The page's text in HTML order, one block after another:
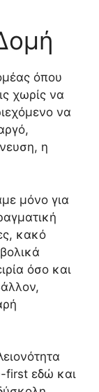
όπου
χωρίς να
να
η
μόνο για
κακό
όσο και
first εδώ και